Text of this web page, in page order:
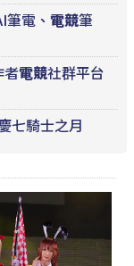
電、 電競筆
者電競社群平台
七騎士之月